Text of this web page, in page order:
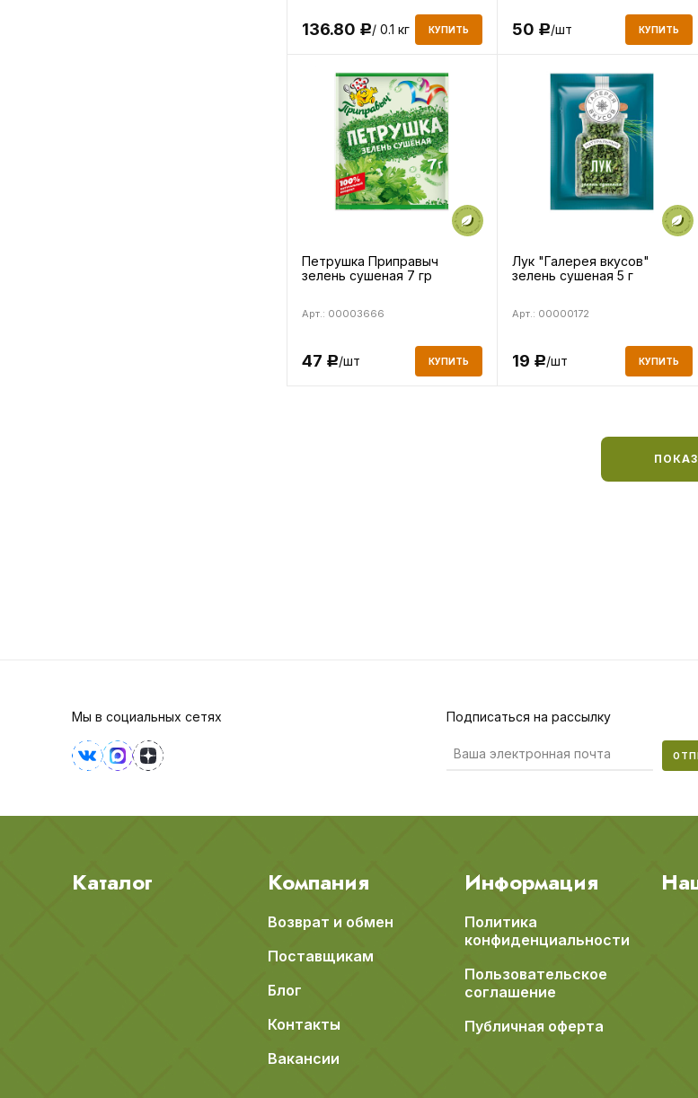
136.80 Р/ 0.1 кг КУПИТЬ 50 Р/шт КУПИТЬ
Петрушка Приправыч
зелень сушеная 7 гр
Арт.: 00003666
47 Р/шт КУПИТЬ
Лук "Галерея вкусов"
зелень сушеная 5 г
Арт.: 00000172
19 Р/шт КУПИТЬ
Мы в социальных сетях Подписаться на рассылку
Каталог Компания
Возврат и обмен
Поставщикам
Блог
Контакты
Вакансии
Информация
Политика
конфиденциальности
Пользовательское
соглашение
Публичная оферта